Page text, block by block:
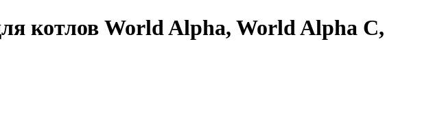
котлов World Alpha, World Alpha C,